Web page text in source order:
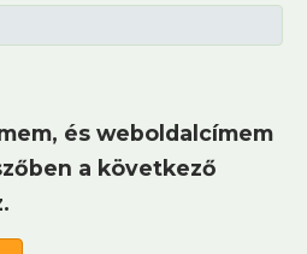
és weboldalcímem
a következő